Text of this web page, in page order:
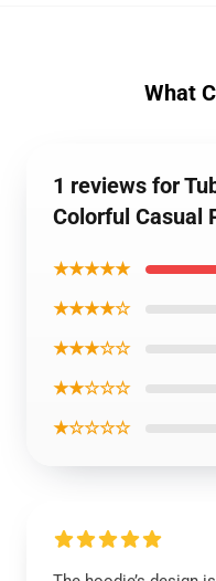
What
1 reviews for
Colorful Casual
★★★★★
★★★★☆
★★★☆☆
★★☆☆☆
★☆☆☆☆